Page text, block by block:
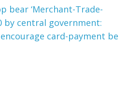
bear ‘Merchant-Trade-
by central government:
card-payment be